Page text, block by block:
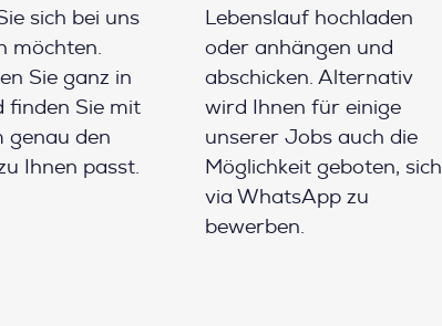
sich bei uns
möchten.
Sie ganz in
finden Sie mit
genau den
Ihnen passt.
Lebenslauf hochladen
oder anhängen und
abschicken. Alternativ
wird Ihnen für einige
unserer Jobs auch die
Möglichkeit geboten, sich
via WhatsApp zu
bewerben.